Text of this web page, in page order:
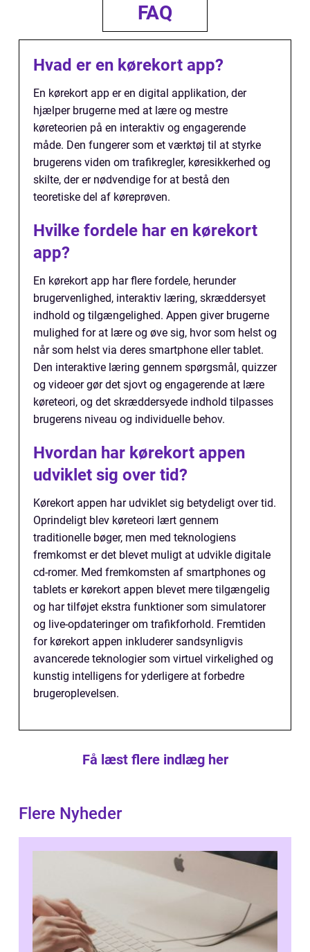
FAQ
Hvad er en kørekort app?
En kørekort app er en digital applikation, der
hjælper brugerne med at lære og mestre
køreteorien på en interaktiv og engagerende
måde. Den fungerer som et værktøj til at styrke
brugerens viden om trafikregler, køresikkerhed og
skilte, der er nødvendige for at bestå den
teoretiske del af køreprøven.
Hvilke fordele har en kørekort
app?
En kørekort app har flere fordele, herunder
brugervenlighed, interaktiv læring, skræddersyet
indhold og tilgængelighed. Appen giver brugerne
mulighed for at lære og øve sig, hvor som helst og
når som helst via deres smartphone eller tablet.
Den interaktive læring gennem spørgsmål, quizzer
og videoer gør det sjovt og engagerende at lære
køreteori, og det skræddersyede indhold tilpasses
brugerens niveau og individuelle behov.
Hvordan har kørekort appen
udviklet sig over tid?
Kørekort appen har udviklet sig betydeligt over tid.
Oprindeligt blev køreteori lært gennem
traditionelle bøger, men med teknologiens
fremkomst er det blevet muligt at udvikle digitale
cd-romer. Med fremkomsten af smartphones og
tablets er kørekort appen blevet mere tilgængelig
og har tilføjet ekstra funktioner som simulatorer
og live-opdateringer om trafikforhold. Fremtiden
for kørekort appen inkluderer sandsynligvis
avancerede teknologier som virtuel virkelighed og
kunstig intelligens for yderligere at forbedre
brugeroplevelsen.
Få læst flere indlæg her
Flere Nyheder